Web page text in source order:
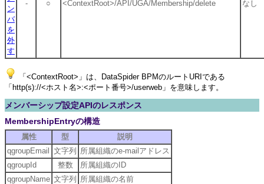
ン
バ
を
外
す
- ○ <ContextRoot>/API/UGA/Membership/delete なし
「<ContextRoot>」は、DataSpider BPMのルートURIである
「http(s)://<ホスト名>:<ポート番号>/userweb」を意味します。
メンバーシップ設定APIのレスポンス
MembershipEntryの構造
属性 型
説明
qgroupEmail 文字列 所属組織のe-mailアドレス
qgroupId
整数
所属組織のID
qgroupName 文字列 所属組織の名前